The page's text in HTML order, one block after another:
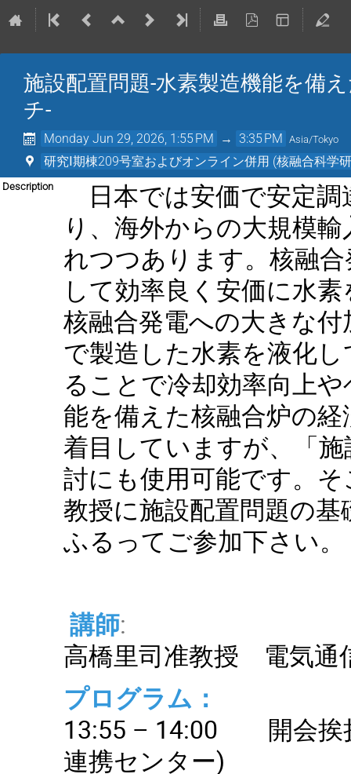
施設配置問題-水素製造機能を備
チ-
Monday Jun 29, 2026, 1:55 PM → 3:35 PM Asia/Tokyo
研究Ⅰ期棟209号室およびオンライン併用 (核融合科学
Description
日本では安価で安定調
り、海外からの大規模
れつつあります。核融
して効率良く安価に水
核融合発電への大きな
で製造した水素を液化
ることで冷却効率向上
能を備えた核融合炉の
着目していますが、「
討にも使用可能です。
教授に施設配置問題の
ふるってご参加下さい。
講師:
高橋里司准教授 電気通
プログラム：
13:55 – 14:00 開会挨
連携センター)